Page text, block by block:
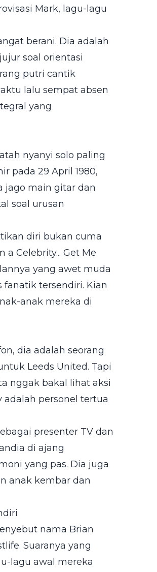
Mark, lagu-lagu
berani. Dia adalah
soal orientasi
putri cantik
lalu sempat absen
yang
nyanyi solo paling
pada 29 April 1980,
jago main gitar dan
soal urusan
diri bukan cuma
Celebrity... Get Me
yang awet muda
fanatik tersendiri. Kian
anak mereka di
dia adalah seorang
Leeds United. Tapi
nggak bakal lihat aksi
adalah personel tertua
presenter TV dan
di ajang
yang pas. Dia juga
anak kembar dan
nama Brian
Suaranya yang
lagu awal mereka